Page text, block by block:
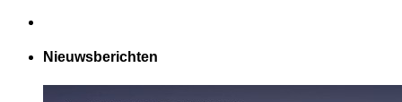
Nieuwsberichten